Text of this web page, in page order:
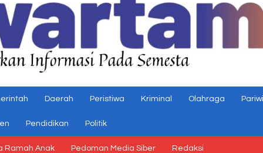
Daerah Peristiwa Kriminal Olahraga
Pendidikan Politik
Ramah Anak Pedoman Media Siber Redaksi